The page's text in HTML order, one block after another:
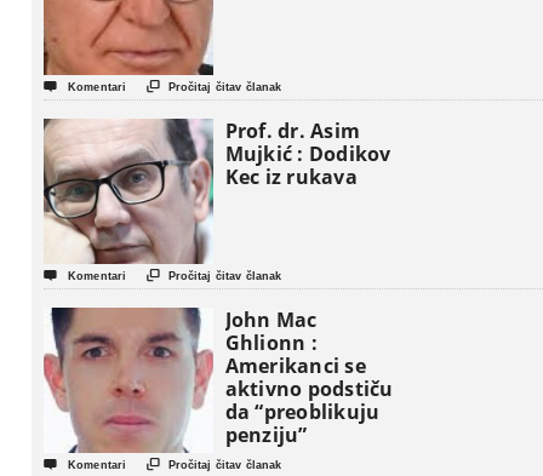
 Komentari  Pročitaj čitav članak
Prof. dr. Asim
Mujkić : Dodikov
Kec iz rukava
 Komentari  Pročitaj čitav članak
John Mac
Ghlionn :
Amerikanci se
aktivno podstiču
da “preoblikuju
penziju”
 Komentari  Pročitaj čitav članak